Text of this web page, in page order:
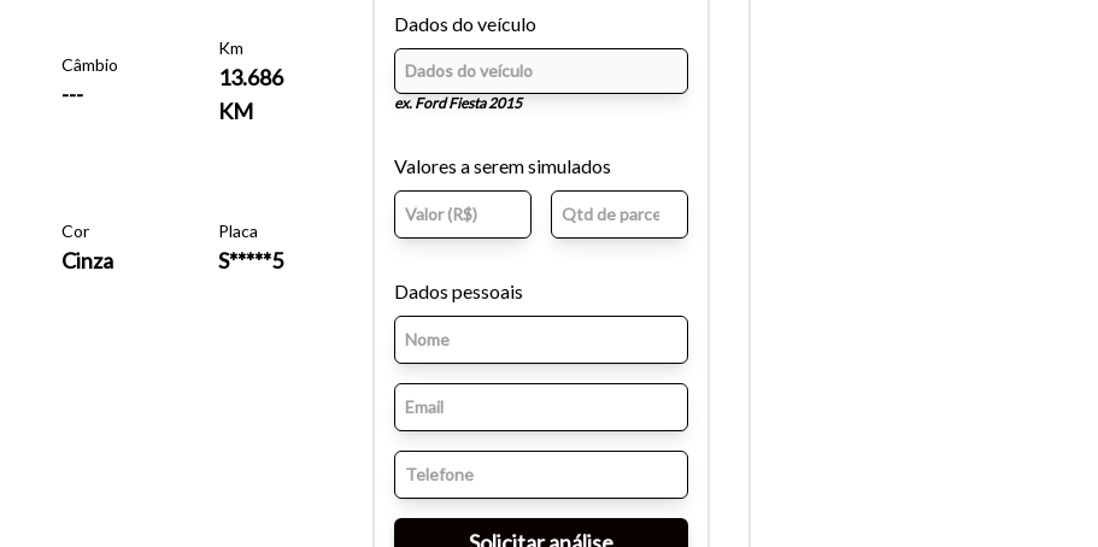
Câmbio
---
Km
13.686
KM
Cor
Cinza
Placa
S*****5
Dados do veículo
ex. Ford Fiesta 2015
Valores a serem simulados
Dados pessoais